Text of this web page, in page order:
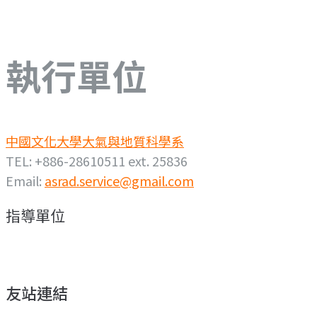
執行單位
中國文化大學大氣與地質科學系
TEL: +886-28610511 ext. 25836
Email: asrad.service@gmail.com
指導單位
友站連結